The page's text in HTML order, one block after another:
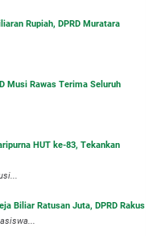
Rupiah, DPRD Muratara
Musi Rawas Terima Seluruh
HUT ke-83, Tekankan
Biliar Ratusan Juta, DPRD Rakus